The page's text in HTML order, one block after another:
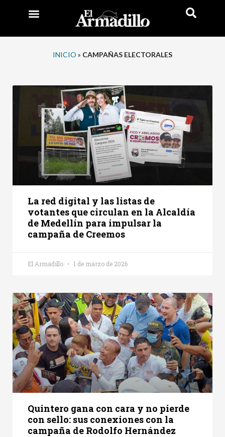
INICIO » CAMPAÑAS ELECTORALES
La red digital y las listas de
votantes que circulan en la Alcaldía
de Medellín para impulsar la
campaña de Creemos
El Armadillo 1 de marzo de 2026
Quintero gana con cara y no pierde
con sello: sus conexiones con la
campaña de Rodolfo Hernández